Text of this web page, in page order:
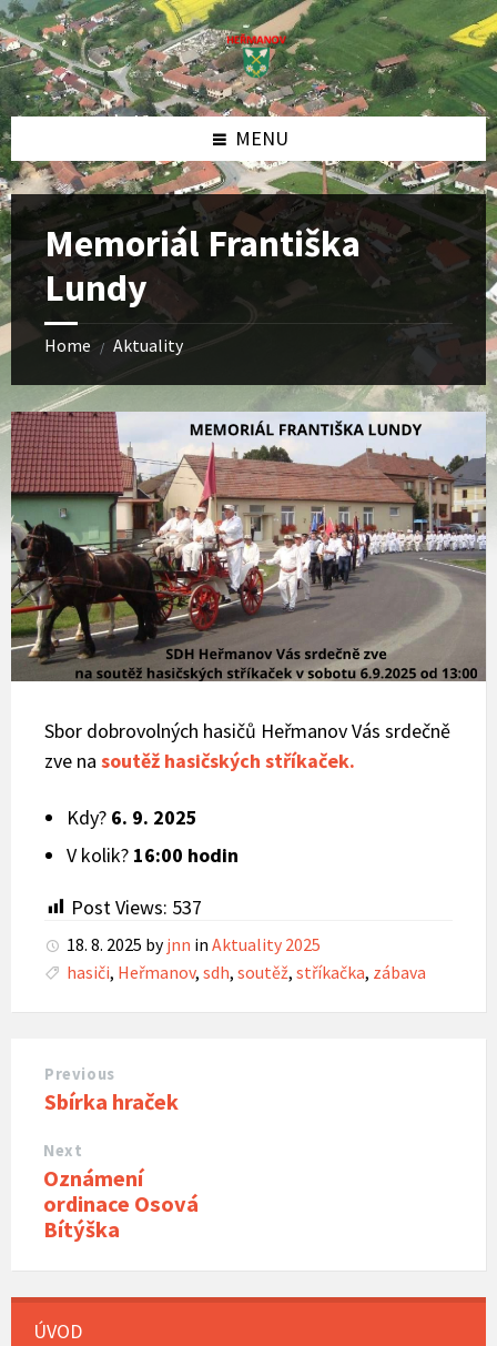
Skip
to
content
Skip
to
left
sidebar
Skip
to
footer
MENU
Memoriál Františka
Lundy
Home / Aktuality
Sbor dobrovolných hasičů Heřmanov Vás srdečně
zve na soutěž hasičských stříkaček.
Kdy? 6. 9. 2025
V kolik? 16:00 hodin
Post Views: 537
18. 8. 2025 by jnn in Aktuality 2025
hasiči, Heřmanov, sdh, soutěž, stříkačka, zábava
Previous
Sbírka hraček
Next
Oznámení
ordinace Osová
Bítýška
ÚVOD